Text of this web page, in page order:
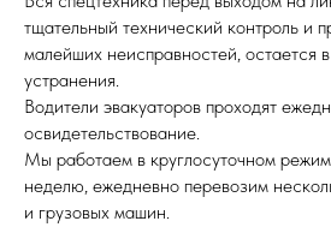
тщательный технический контроль и
малейших неисправностей, остается
устранения.
Водители эвакуаторов проходят
освидетельствование.
Мы работаем в круглосуточном
неделю, ежедневно перевозим
и грузовых машин.